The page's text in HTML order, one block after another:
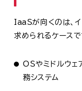
IaaSが向くのは、
求められるケースで
OSやミドルウェ
務システム